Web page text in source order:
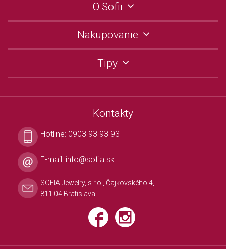
O Sofii
Nakupovanie
Tipy
Kontakty
Hotline: 0903 93 93 93
E-mail: info@sofia.sk
SOFIA Jewelry, s.r.o., Čajkovského 4,
811 04 Bratislava